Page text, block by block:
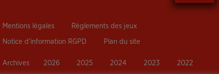
Mentions légales Règlements des jeux
Notice d’information RGPD Plan du site
Archives 2026 2025 2024 2023 2022